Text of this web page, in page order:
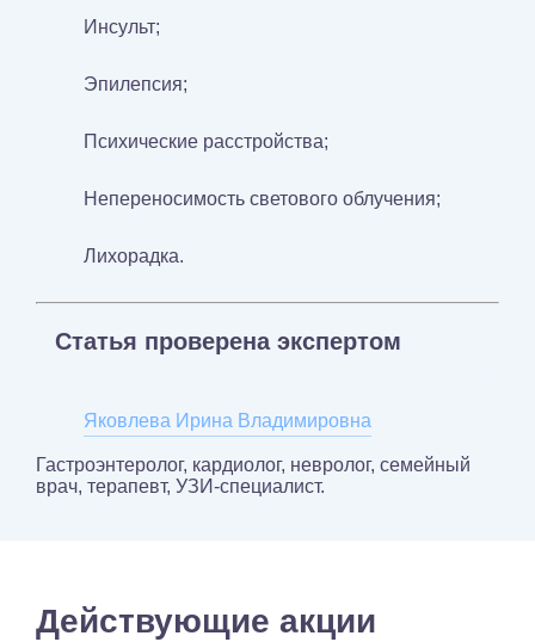
Инсульт;
Эпилепсия;
Психические расстройства;
Непереносимость светового облучения;
Лихорадка.
Статья проверена экспертом
Яковлева Ирина Владимировна
Гастроэнтеролог, кардиолог, невролог, семейный
врач, терапевт, УЗИ-специалист.
Действующие акции